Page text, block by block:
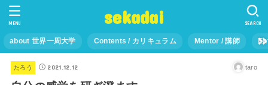
sekadai
about 世界一周大学 Contents / カリキュラム Mentor / 講師
SEARCH
MENU
たろう 2021.12.12 taro